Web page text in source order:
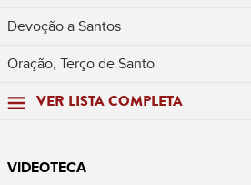
Devoção a Santos
Oração, Terço de Santo
VER LISTA COMPLETA
VIDEOTECA